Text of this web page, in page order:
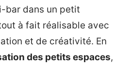
bar dans un petit
à fait réalisable avec
et de créativité. En
des petits espaces,